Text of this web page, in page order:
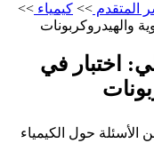
المتقدم >> كيمياء >>
والهيدروكربونات
اختبار في
حول الكيمياء